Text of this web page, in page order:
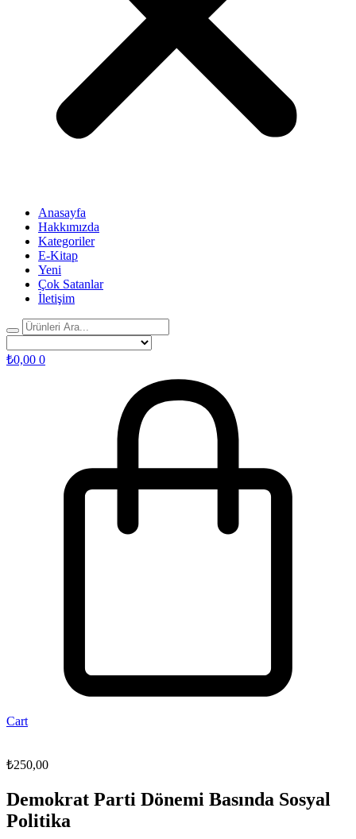
Anasayfa
Hakkımızda
Kategoriler
E-Kitap
Yeni
Çok Satanlar
İletişim
₺0,00 0
Cart
₺250,00
Demokrat Parti Dönemi Basında Sosyal
Politika